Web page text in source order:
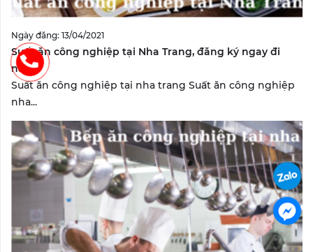
Ngày đăng: 13/04/2021
Suất ăn công nghiệp tại Nha Trang, đăng ký ngay đi
nào?
Suất ăn công nghiệp tại nha trang Suất ăn công nghiệp
nha...